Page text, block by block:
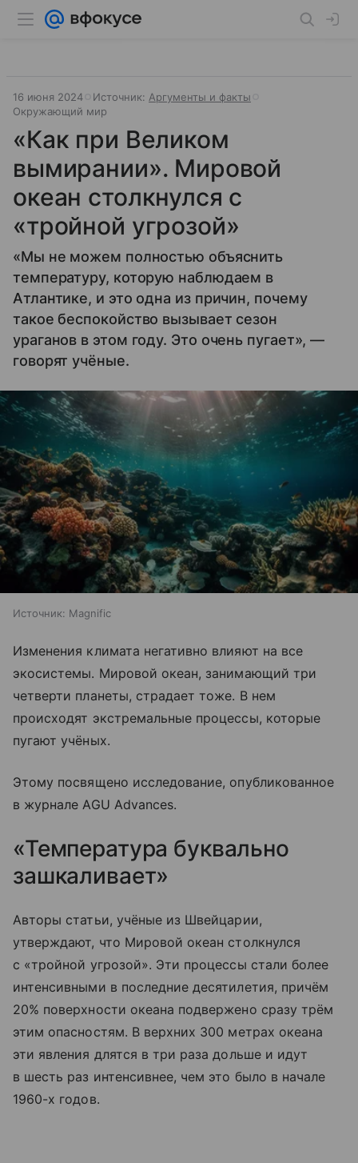
16 июня 2024 Источник: Аргументы и факты
Окружающий мир
«Как при Великом
вымирании». Мировой
океан столкнулся с
«тройной угрозой»
«Мы не можем полностью объяснить
температуру, которую наблюдаем в
Атлантике, и это одна из причин, почему
такое беспокойство вызывает сезон
ураганов в этом году. Это очень пугает», —
говорят учёные.
Источник: Magnific
Изменения климата негативно влияют на все
экосистемы. Мировой океан, занимающий три
четверти планеты, страдает тоже. В нем
происходят экстремальные процессы, которые
пугают учёных.
Этому посвящено исследование, опубликованное
в журнале AGU Advances.
«Температура буквально
зашкаливает»
Авторы статьи, учёные из Швейцарии,
утверждают, что Мировой океан столкнулся
с «тройной угрозой». Эти процессы стали более
интенсивными в последние десятилетия, причём
20% поверхности океана подвержено сразу трём
этим опасностям. В верхних 300 метрах океана
эти явления длятся в три раза дольше и идут
в шесть раз интенсивнее, чем это было в начале
1960-х годов.